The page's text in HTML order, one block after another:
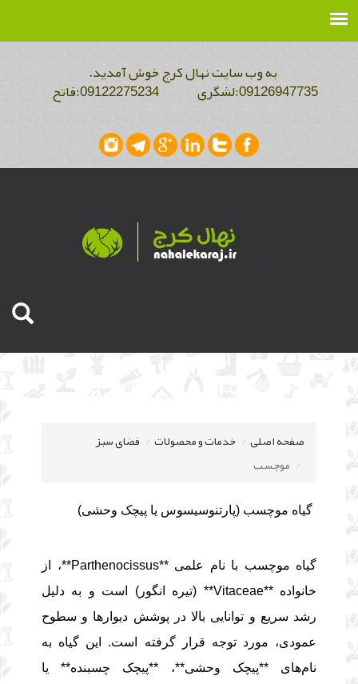
به وب سایت نهال کرج خوش آمدید.
صفحه اصلی خدمات و محصولات
فضای سبز
موچسب
گیاه موچسب (پارتنوسیسوس یا پیچک وحشی)
گیاه موچسب با نام علمی **Parthenocissus**، از
خانواده **Vitaceae** (تیره انگور) است و به دلیل
رشد سریع و توانایی بالا در پوشش دیوارها و سطوح
عمودی، مورد توجه قرار گرفته است. این گیاه به
نام‌های **پیچک وحشی**، **پیچک چسبنده** یا